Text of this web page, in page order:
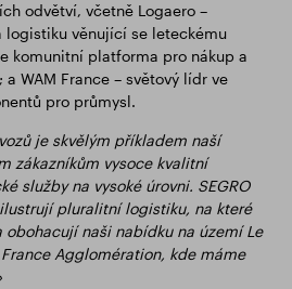
odvětví, včetně Logaero –
logistiku věnující se leteckému
komunitní platforma pro nákup a
WAM France – světový lídr ve
pro průmysl.
je skvělým příkladem naší
zákazníkům vysoce kvalitní
služby na vysoké úrovni. SEGRO
pluralitní logistiku, na které
obohacují naši nabídku na území Le
Agglomération, kde máme